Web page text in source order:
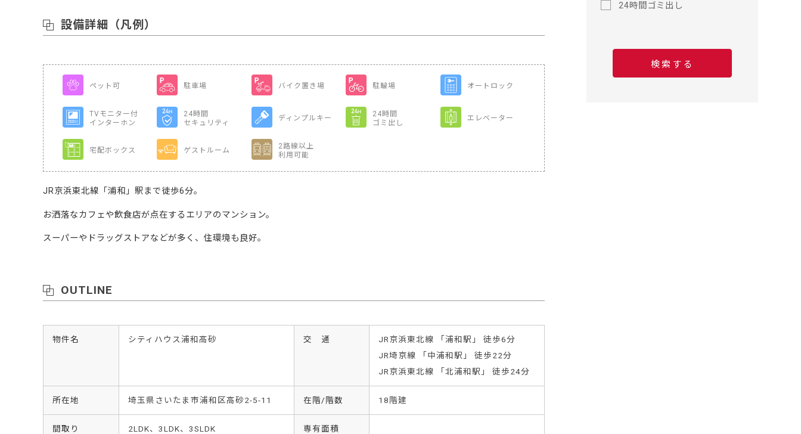
設備詳細 （凡例）
ペット可 駐車場 バイク置き場 駐輪場 オートロック
TVモニター付
インターホン
24時間
セキュリティ
ディンプルキー
24時間
ゴミ出し
エレベーター
宅配ボックス ゲストルーム
2路線以上
利用可能
JR京浜東北線「浦和」駅まで徒歩6分。
お洒落なカフェや飲食店が点在するエリアのマンション。
スーパーやドラッグストアなどが多く、住環境も良好。
OUTLINE
物件名 シティハウス浦和高砂 交 通
JR京浜東北線 「浦和駅」 徒歩6分
JR埼京線 「中浦和駅」 徒歩22分
JR京浜東北線 「北浦和駅」 徒歩24分
所在地 埼玉県さいたま市浦和区高砂2-5-11 在階/階数 18階建
間取り 2LDK、3LDK、3SLDK 専有面積
24時間ゴミ出し